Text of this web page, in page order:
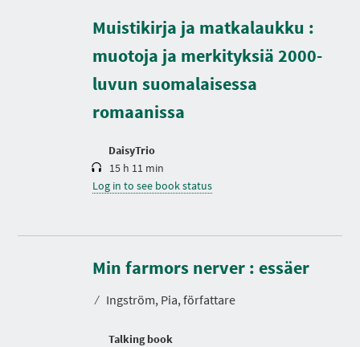
Muistikirja ja matkalaukku :
muotoja ja merkityksiä 2000-
luvun suomalaisessa
romaanissa
DaisyTrio
u
a
i
15 h 11 min
Log in to see book status
Min farmors nerver : essäer
⁄ Ingström, Pia, författare
Talking book
D
r
a
i